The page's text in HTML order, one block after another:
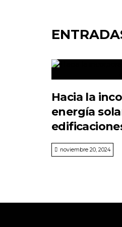
Hacia la
energía
noviembre 20, 2024